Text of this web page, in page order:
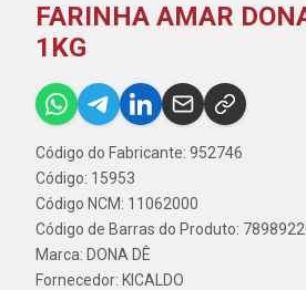
FARINHA AMAR
1KG
Código do Fabricante: 952746
Código: 15953
Código NCM: 11062000
Código de Barras do Produto:
Marca: DONA DÊ
Fornecedor: KICALDO